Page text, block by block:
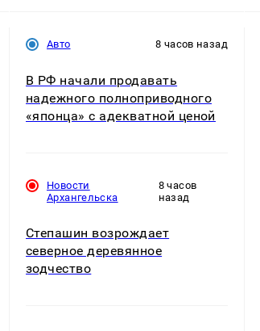
Авто 8 часов назад
В РФ начали продавать
надежного полноприводного
«японца» с адекватной ценой
Новости
Архангельска
8 часов
назад
Степашин возрождает
северное деревянное
зодчество